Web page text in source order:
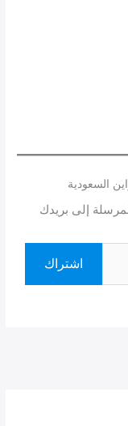
السعودية
إلى بريدك
اشتراك